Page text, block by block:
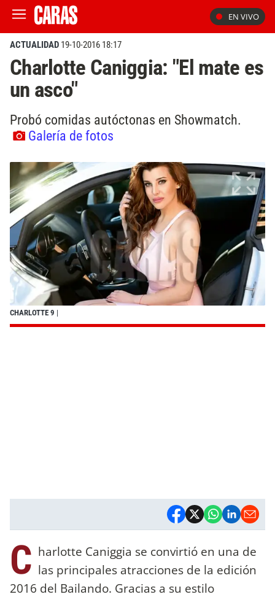
EN VIVO
ACTUALIDAD 19-10-2016 18:17
Charlotte Caniggia: "El mate es
un asco"
Probó comidas autóctonas en Showmatch.
Galería de fotos
CHARLOTTE 9 |
C harlotte Caniggia se convirtió en una de
las principales atracciones de la edición
2016 del Bailando. Gracias a su estilo